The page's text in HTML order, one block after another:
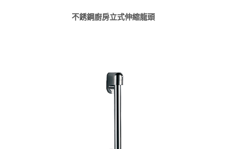
不銹鋼廚房立式伸縮龍頭